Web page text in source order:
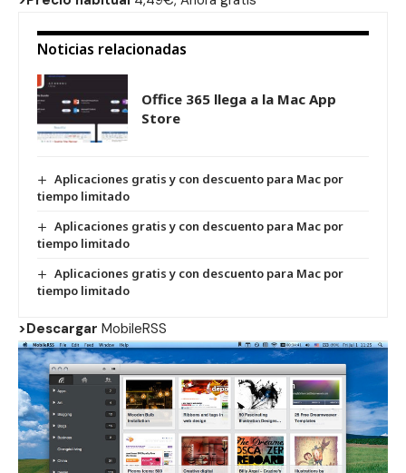
Noticias relacionadas
Office 365 llega a la Mac App
Store
Aplicaciones gratis y con descuento para Mac por
tiempo limitado
Aplicaciones gratis y con descuento para Mac por
tiempo limitado
Aplicaciones gratis y con descuento para Mac por
tiempo limitado
>Descargar MobileRSS